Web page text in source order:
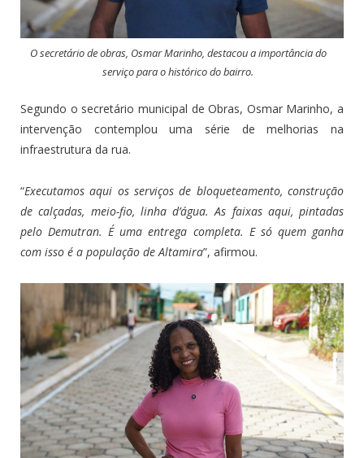
O secretário de obras, Osmar Marinho, destacou a importância do
serviço para o histórico do bairro.
Segundo o secretário municipal de Obras, Osmar Marinho, a
intervenção contemplou uma série de melhorias na
infraestrutura da rua.
“Executamos aqui os serviços de bloqueteamento, construção
de calçadas, meio-fio, linha d’água. As faixas aqui, pintadas
pelo Demutran. É uma entrega completa. E só quem ganha
com isso é a população de Altamira”, afirmou.